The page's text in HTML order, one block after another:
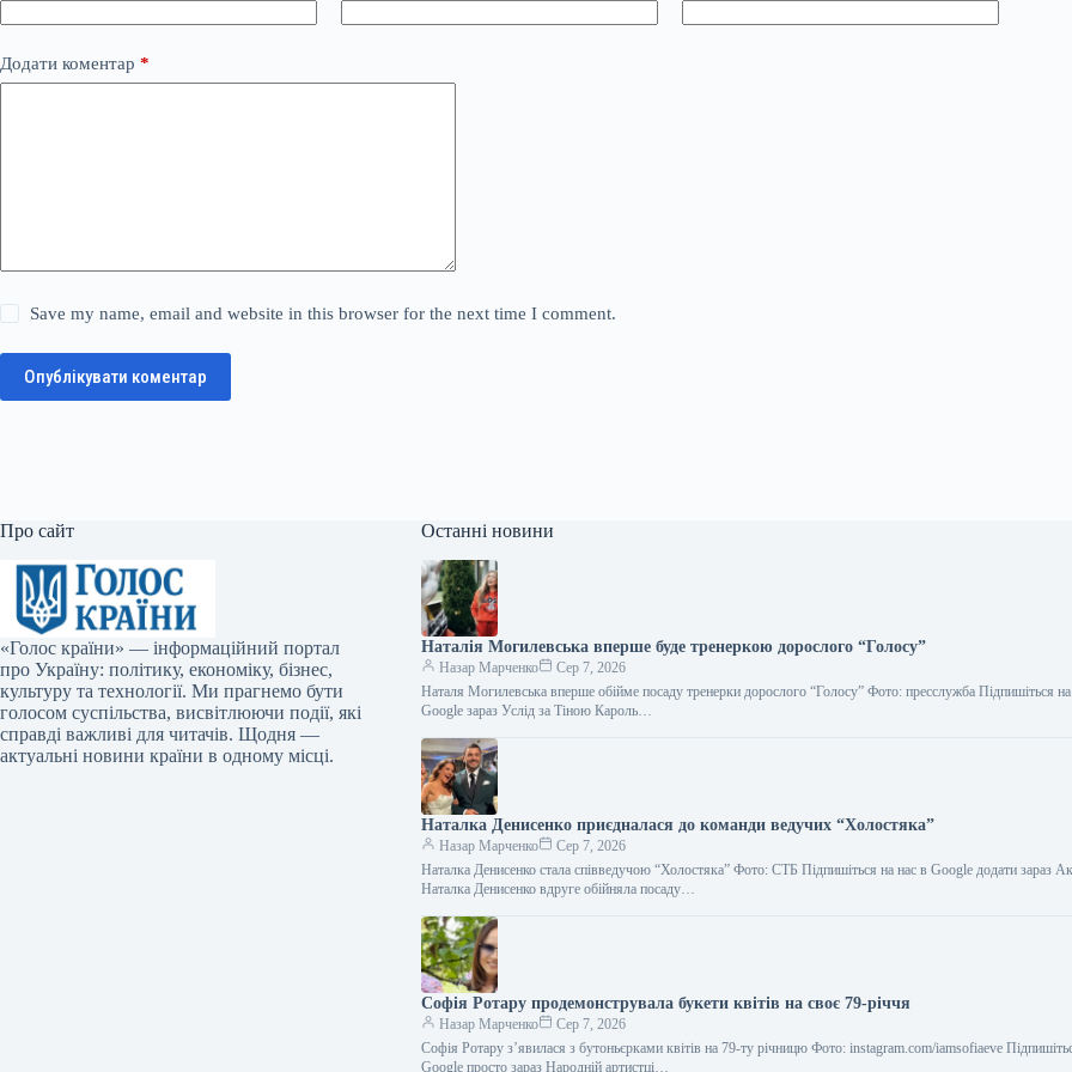
Додати коментар *
Save my name, email and website in this browser for the next time I comment.
Опублікувати коментар
Про сайт
«Голос країни» — інформаційний портал
про Україну: політику, економіку, бізнес,
культуру та технології. Ми прагнемо бути
голосом суспільства, висвітлюючи події, які
справді важливі для читачів. Щодня —
актуальні новини країни в одному місці.
Останні новини
Наталія Могилевська вперше буде тренеркою дорослого “Голосу”
Назар Марченко
Сер 7, 2026
Наталя Могилевська вперше обійме посаду тренерки дорослого “Голосу” Фото: пресслужба Підпишіться
Google зараз Услід за Тіною Кароль…
Наталка Денисенко приєдналася до команди ведучих “Холостяка”
Назар Марченко
Сер 7, 2026
Наталка Денисенко стала співведучою “Холостяка” Фото: СТБ Підпишіться на нас в Google додати зараз
Наталка Денисенко вдруге обійняла посаду…
Софія Ротару продемонструвала букети квітів на своє 79-річчя
Назар Марченко
Сер 7, 2026
Софія Ротару з’явилася з бутоньєрками квітів на 79-ту річницю Фото: instagram.com/iamsofiaeve
Google просто зараз Народній артистці…